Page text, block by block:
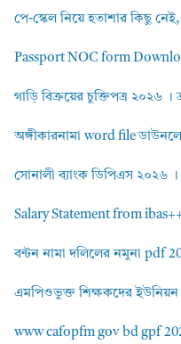
পে-স্কেল নিয়ে হতাশার কিছু নেই,
Passport NOC form
গাড়ি বিক্রয়ের চুক্তিপত্র ২০২৬ ।
অঙ্গীকারনামা word file
সোনালী ব্যাংক ডিপিএস ২০২৬
Salary Statement from
বন্টন নামা দলিলের নমুনা pdf
এমপিওভুক্ত শিক্ষকদের ইউনিয়ন
www cafopfm gov bd gpf